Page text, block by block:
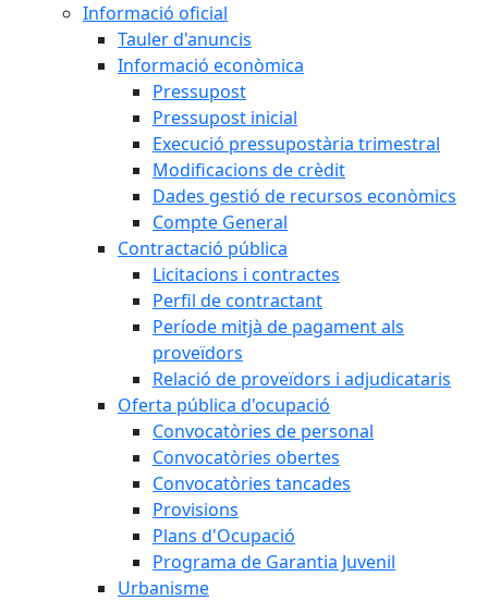
Informació oficial
Tauler d'anuncis
Informació econòmica
Pressupost
Pressupost inicial
Execució pressupostària trimestral
Modificacions de crèdit
Dades gestió de recursos econòmics
Compte General
Contractació pública
Licitacions i contractes
Perfil de contractant
Període mitjà de pagament als
proveïdors
Relació de proveïdors i adjudicataris
Oferta pública d'ocupació
Convocatòries de personal
Convocatòries obertes
Convocatòries tancades
Provisions
Plans d'Ocupació
Programa de Garantia Juvenil
Urbanisme